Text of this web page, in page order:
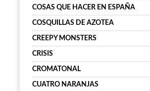
COSAS QUE HACER EN ESPAÑA
COSQUILLAS DE AZOTEA
CREEPY MONSTERS
CRISIS
CROMATONAL
CUATRO NARANJAS